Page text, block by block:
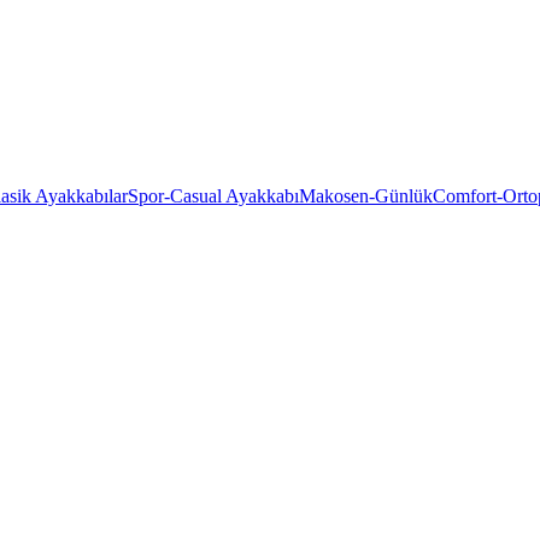
AyakkabılarSpor-Casual AyakkabıMakosen-GünlükComfort-